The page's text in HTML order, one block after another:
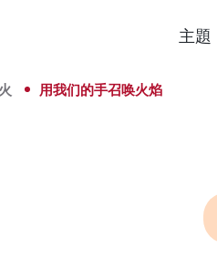
主題
火 用我们的手召唤火焰